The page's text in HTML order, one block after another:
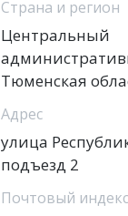
Страна и регион
Центральный
Тюменская
Адрес
улица
подъезд 2
Почтовый индекс